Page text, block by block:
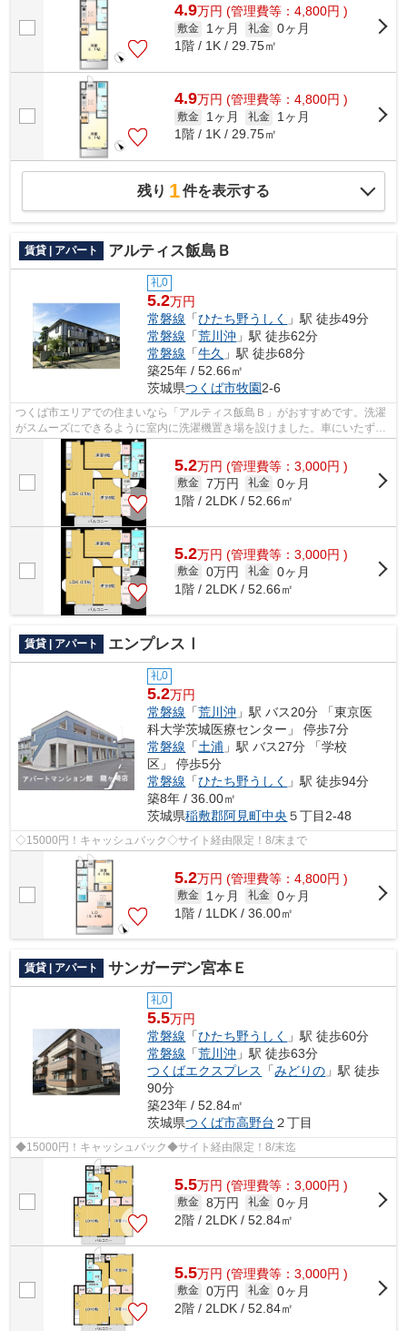
4.9万円 (管理費等：4,800円 )
敷金 1ヶ月 礼金 0ヶ月
1階 / 1K / 29.75㎡
4.9万円 (管理費等：4,800円 )
敷金 1ヶ月 礼金
1ヶ月
1階 / 1K / 29.75㎡
残り 1件を表示する
賃貸 | アパート アルティス飯島Ｂ
礼0
5.2万円
常磐線 「ひたち野うしく
」駅 徒歩49分
常磐線 「荒川沖 」駅 徒歩62分
常磐線 「牛久 」駅 徒歩68分
築25年 / 52.66㎡
茨城県つくば市牧園2-6
つくば市エリアでの住まいなら「アルティス飯島Ｂ」がおすすめです。洗濯
がスムーズにできるように室内に洗濯機置き場を設けました。車にいたずら
されにくい、敷地内駐車場の空きがあ...
5.2万円 (管理費等：3,000円 )
敷金 7万円 礼金 0ヶ月
1階 / 2LDK / 52.66㎡
5.2万円 (管理費等：3,000円 )
敷金 0万円 礼金 0ヶ月
1階 / 2LDK / 52.66㎡
賃貸 | アパート エンプレスⅠ
礼0
5.2万円
常磐線 「荒川沖 」駅 バス20分 「東京医
科大学茨城医療センター」 停歩7分
常磐線 「土浦 」駅 バス27分 「学校
区」 停歩5分
常磐線 「ひたち野うしく
」駅 徒歩94分
築8年 / 36.00㎡
茨城県稲敷郡阿見町中央 ５丁目2-48
◇15000円！キャッシュバック◇サイト経由限定！8/末まで
5.2万円 (管理費等：4,800円 )
敷金 1ヶ月 礼金 0ヶ月
1階 / 1LDK / 36.00㎡
賃貸 | アパート サンガーデン宮本Ｅ
礼0
5.5万円
常磐線 「ひたち野うしく
」駅 徒歩60分
常磐線 「荒川沖 」駅 徒歩63分
つくばエクスプレス
「みどりの 」駅 徒歩
90分
築23年 / 52.84㎡
茨城県つくば市高野台 ２丁目
◆15000円！キャッシュバック◆サイト経由限定！8/末迄
5.5万円 (管理費等：3,000円 )
敷金 8万円 礼金 0ヶ月
2階 / 2LDK / 52.84㎡
5.5万円 (管理費等：3,000円 )
敷金 0万円 礼金 0ヶ月
2階 / 2LDK / 52.84㎡